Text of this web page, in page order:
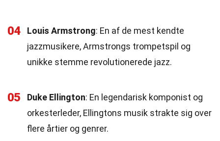
04 Louis Armstrong: En af de mest kendte
jazzmusikere, Armstrongs trompetspil og
unikke stemme revolutionerede jazz.
05 Duke Ellington: En legendarisk komponist og
orkesterleder, Ellingtons musik strakte sig over
flere årtier og genrer.